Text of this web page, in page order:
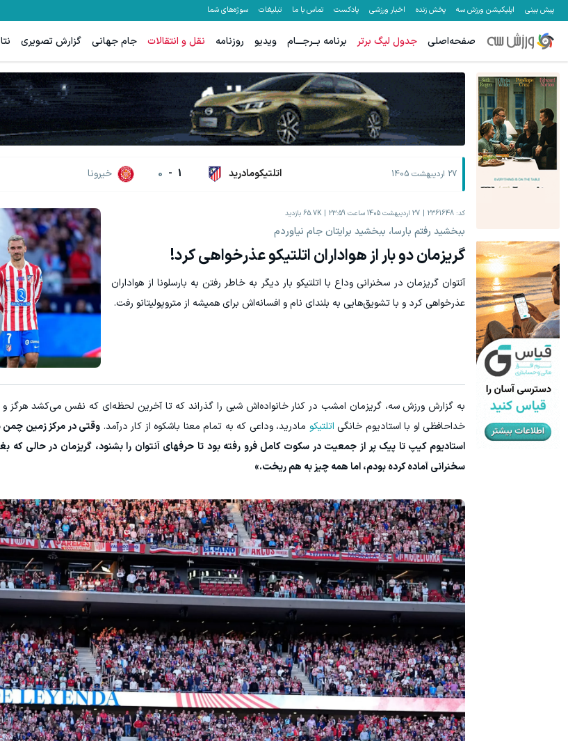
پیش بینی اپلیکیشن ورزش سه پخش زنده اخبار ورزشی پادکست تماس با ما تبلیغات سوژه‌های شما
صفحه‌اصلی جدول لیگ برتر برنامه بــرجـــام ویدیو روزنامه نقل و انتقالات جام جهانی گزارش تصویری
27 اردیبهشت 1405 اتلتیکومادرید 1
-
0 خیرونا
کد: 2361648 27 اردیبهشت 1405 ساعت 23:59 65.7K بازدید
ببخشید رفتم بارسا، ببخشید برایتان جام نیاوردم
گریزمان دو بار از هواداران اتلتیکو عذرخواهی کرد!
آنتوان گریزمان در سخنرانی وداع با اتلتیکو بار دیگر به خاطر رفتن به بارسلونا از هواداران
عذرخواهی کرد و با تشویق‌هایی به بلندای نام و افسانه‌اش برای همیشه از متروپولیتانو رفت.
به گزارش ورزش سه، گریزمان امشب در کنار خانواده‌اش شبی را گذراند که تا آخرین لحظه‌ای که نفس می‌کشد هرگز
خداحافظی او با استادیوم خانگی اتلتیکو مادرید، وداعی که به تمام معنا باشکوه از کار درآمد. وقتی در مرکز زمین چمن
استادیوم کیپ تا پیک پر از جمعیت در سکوت کامل فرو رفته بود تا حرفهای آنتوان را بشنود، گریزمان در حالی
سخنرانی آماده کرده بودم، اما همه چیز به هم ریخت.»